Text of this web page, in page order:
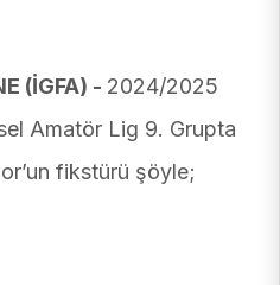
(İGFA) - 2024/2025
Amatör Lig 9. Grupta
fikstürü şöyle;